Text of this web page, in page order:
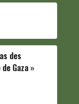
des
Gaza »